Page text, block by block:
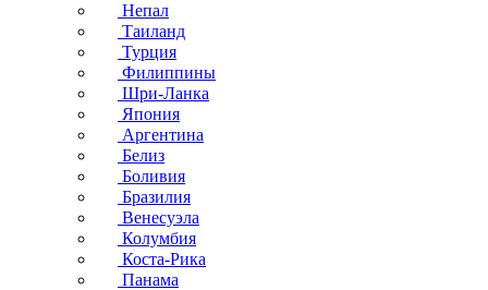
Непал
Таиланд
Турция
Филиппины
Шри-Ланка
Япония
Аргентина
Белиз
Боливия
Бразилия
Венесуэла
Колумбия
Коста-Рика
Панама